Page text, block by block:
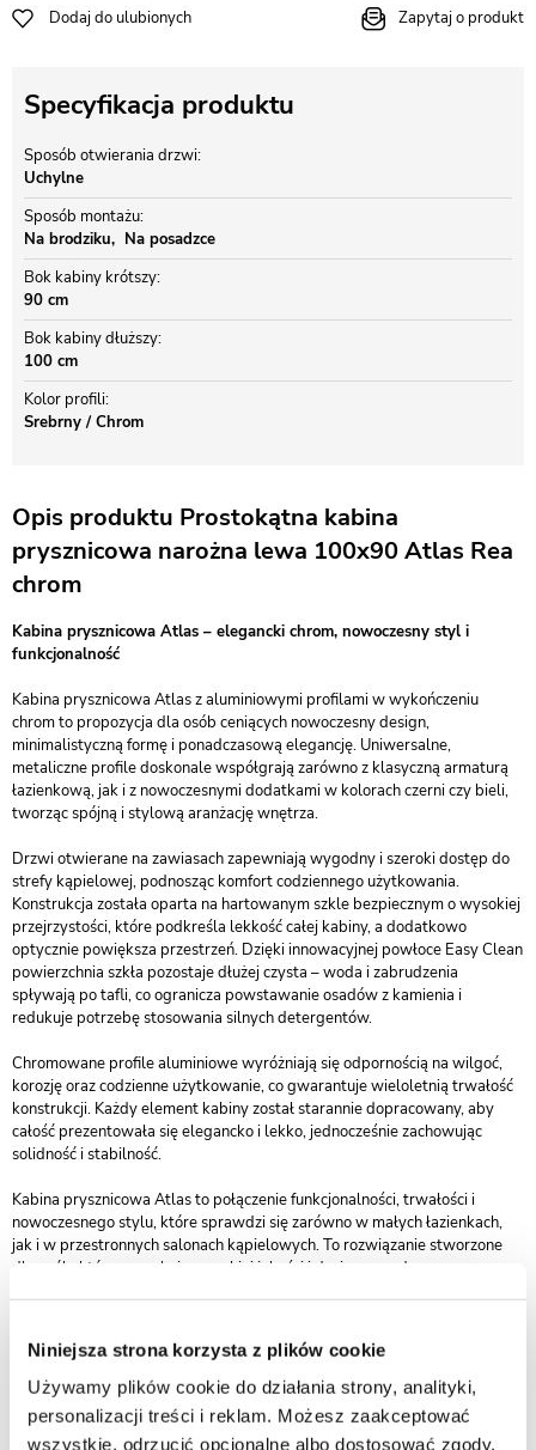
Niniejsza strona korzysta z plików cookie
Używamy plików cookie do działania strony, analityki,
personalizacji treści i reklam. Możesz zaakceptować
wszystkie, odrzucić opcjonalne albo dostosować zgody.
Dodaj do ulubionych Zapytaj o produkt
Specyfikacja produktu
Sposób otwierania drzwi
Uchylne
Sposób montażu
Na brodziku
Na posadzce
Bok kabiny krótszy
90 cm
Bok kabiny dłuższy
100 cm
Kolor profili
Srebrny / Chrom
Opis produktu Prostokątna kabina
prysznicowa narożna lewa 100x90 Atlas Rea
chrom
Kabina prysznicowa Atlas – elegancki chrom, nowoczesny styl i
funkcjonalność
Kabina prysznicowa Atlas z aluminiowymi profilami w wykończeniu
chrom to propozycja dla osób ceniących nowoczesny design,
minimalistyczną formę i ponadczasową elegancję. Uniwersalne,
metaliczne profile doskonale współgrają zarówno z klasyczną armaturą
łazienkową, jak i z nowoczesnymi dodatkami w kolorach czerni czy bieli,
tworząc spójną i stylową aranżację wnętrza.
Drzwi otwierane na zawiasach zapewniają wygodny i szeroki dostęp do
strefy kąpielowej, podnosząc komfort codziennego użytkowania.
Konstrukcja została oparta na hartowanym szkle bezpiecznym o wysokiej
przejrzystości, które podkreśla lekkość całej kabiny, a dodatkowo
optycznie powiększa przestrzeń. Dzięki innowacyjnej powłoce Easy Clean
powierzchnia szkła pozostaje dłużej czysta – woda i zabrudzenia
spływają po tafli, co ogranicza powstawanie osadów z kamienia i
redukuje potrzebę stosowania silnych detergentów.
Chromowane profile aluminiowe wyróżniają się odpornością na wilgoć,
korozję oraz codzienne użytkowanie, co gwarantuje wieloletnią trwałość
konstrukcji. Każdy element kabiny został starannie dopracowany, aby
całość prezentowała się elegancko i lekko, jednocześnie zachowując
solidność i stabilność.
Kabina prysznicowa Atlas to połączenie funkcjonalności, trwałości i
nowoczesnego stylu, które sprawdzi się zarówno w małych łazienkach,
jak i w przestronnych salonach kąpielowych. To rozwiązanie stworzone
dla osób, które poszukują wysokiej jakości i designu zgodnego z